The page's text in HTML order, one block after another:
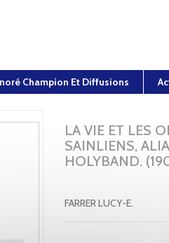
Champion Et Diffusions
LA VIE ET LES
SAINLIENS,
HOLYBAND.
FARRER LUCY-E.